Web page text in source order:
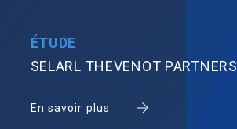
ÉTUDE
SELARL THEVENOT PARTNERS
En savoir plus